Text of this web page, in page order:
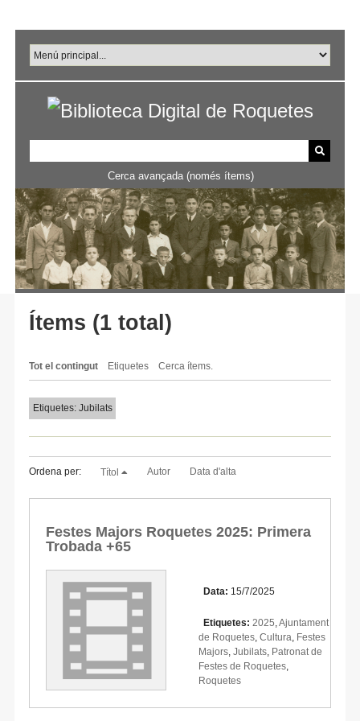
principal
Cerca avançada (només ítems)
Ítems (1 total)
Tot el contingut Etiquetes Cerca ítems.
Etiquetes: Jubilats
Ordena per: Títol Autor Data d'alta
Festes Majors Roquetes 2025: Primera
Trobada +65
Data: 15/7/2025
Etiquetes: 2025 Ajuntament
de Roquetes Cultura Festes
Majors Jubilats Patronat de
Festes de Roquetes
Roquetes